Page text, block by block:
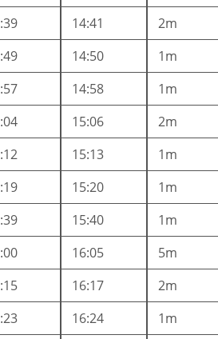
14:41 2m
14:50 1m
14:58 1m
15:06 2m
15:13 1m
15:20 1m
15:40 1m
16:05 5m
16:17 2m
16:24 1m